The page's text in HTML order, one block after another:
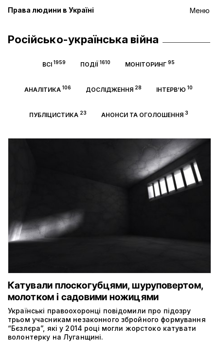
Меню
Права людини в Україні
Російсько-українська війна
ВСІ 1959 ПОДІЇ 1610 МОНІТОРИНГ 95
АНАЛІТИКА 106 ДОСЛІДЖЕННЯ 28 ІНТЕРВ’Ю 10
ПУБЛІЦИСТИКА 23 АНОНСИ ТА ОГОЛОШЕННЯ3
Катували плоскогубцями, шуруповертом,
молотком і садовими ножицями
Українські правоохоронці повідомили про підозру
трьом учасникам незаконного збройного формування
“Бєзлєра”, які у 2014 році могли жорстоко катувати
волонтерку на Луганщині.